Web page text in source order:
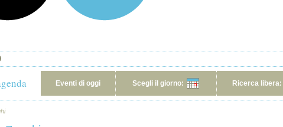
Eventi di oggi Scegli il giorno: Ricerca libera: